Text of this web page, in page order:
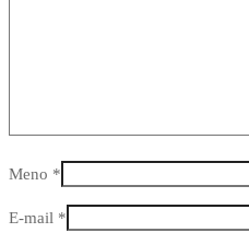
Meno *
E-mail *